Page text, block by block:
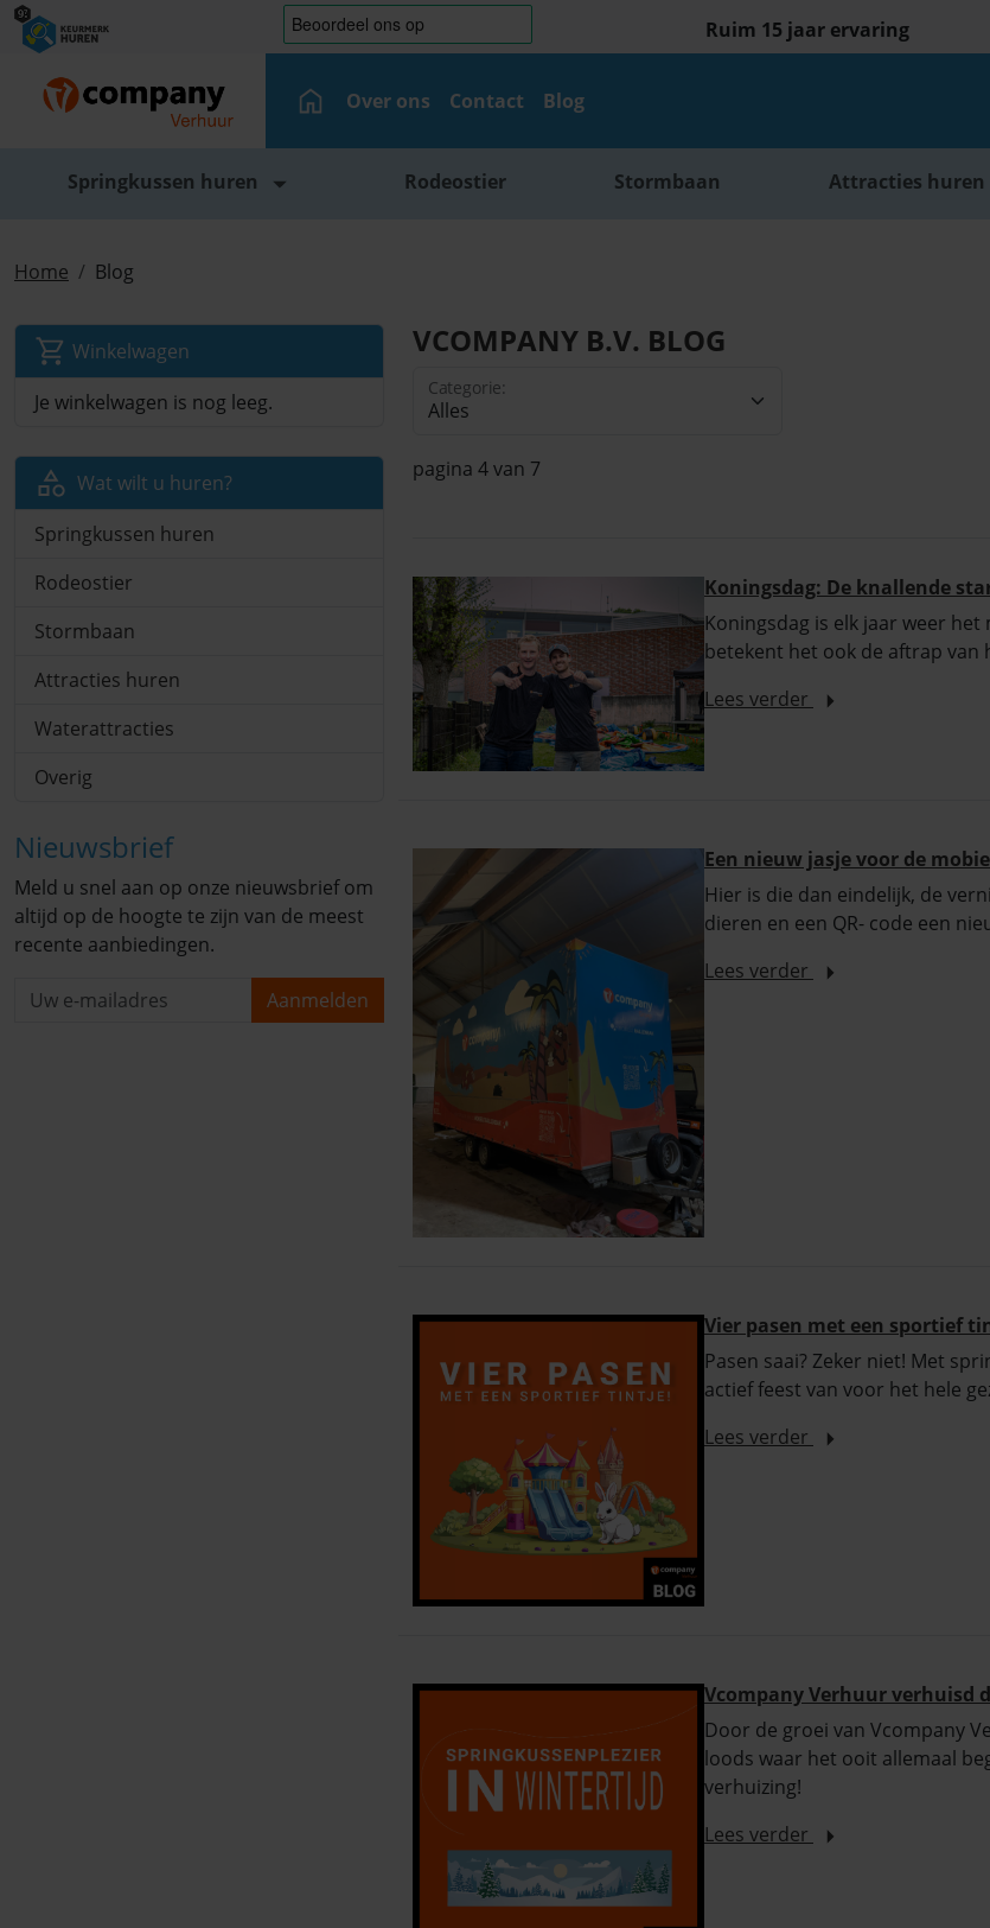
Ruim 15 jaar ervaring
Over ons Contact Blog
Springkussen huren Rodeostier Stormbaan Attracties huren
Home Blog
Winkelwagen
Je winkelwagen is nog leeg.
Wat wilt u huren?
Springkussen huren
Rodeostier
Stormbaan
Attracties huren
Waterattracties
Overig
Nieuwsbrief
Meld u snel aan op onze nieuwsbrief om
altijd op de hoogte te zijn van de meest
recente aanbiedingen.
Aanmelden
VCOMPANY B.V. BLOG
Categorie:
pagina 4 van 7
Koningsdag: De knallende
Koningsdag is elk jaar weer
betekent het ook de aftrap van
Lees verder
Een nieuw jasje voor de
Hier is die dan eindelijk, de
dieren en een QR- code een
Lees verder
Vier pasen met een sportief
Pasen saai? Zeker niet! Met
actief feest van voor het hele
Lees verder
Vcompany Verhuur verhuisd
Door de groei van Vcompany
loods waar het ooit allemaal
verhuizing!
Lees verder